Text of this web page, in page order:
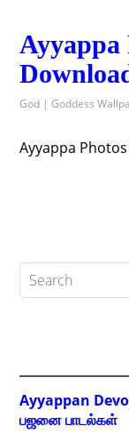
Ayyappa
God | Goddess
Ayyappa
Ayyappan
பஜனை பாடல்கள்